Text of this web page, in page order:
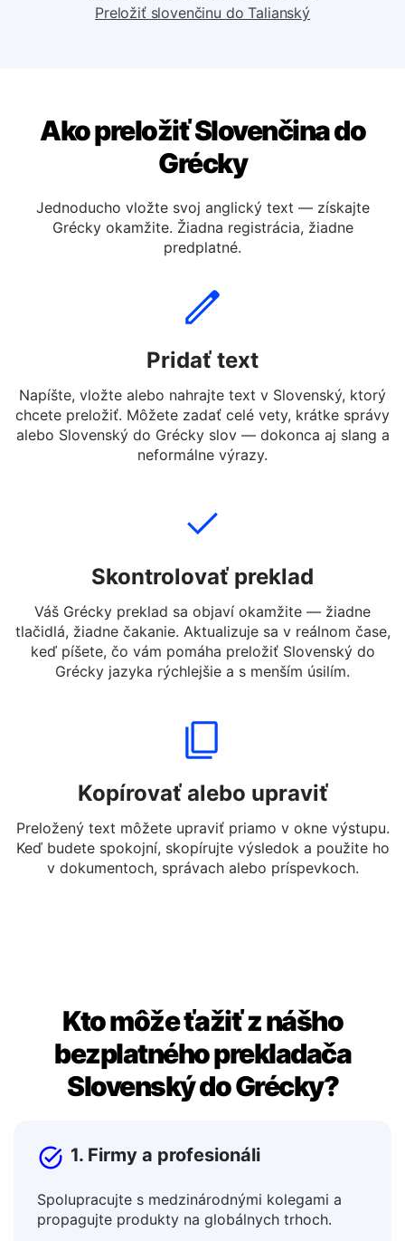
Preložiť slovenčinu do Nemecký
Ako preložiť Slovenčina do
Grécky
Jednoducho vložte svoj anglický text — získajte
predplatné.
Pridať text
Napíšte, vložte alebo nahrajte text v Slovenský, ktorý
chcete preložiť. Môžete zadať celé vety, krátke správy
Skontrolovať preklad
Váš Grécky preklad sa objaví okamžite — žiadne
tlačidlá, žiadne čakanie. Aktualizuje sa v reálnom čase,
Grécky jazyka rýchlejšie a s menším úsilím.
Kopírovať alebo upraviť
Preložený text môžete upraviť priamo v okne výstupu.
Kto môže ťažiť z nášho
bezplatného prekladača
1. Firmy a profesionáli